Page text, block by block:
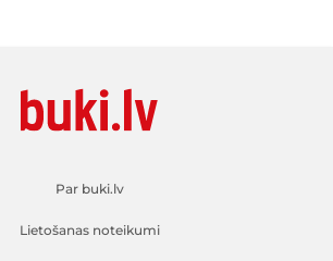
Par buki.lv
Lietošanas noteikumi